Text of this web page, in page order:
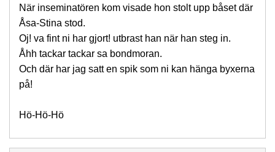
När inseminatören kom visade hon stolt upp båset där
Åsa-Stina stod.
Oj! va fint ni har gjort! utbrast han när han steg in.
Åhh tackar tackar sa bondmoran.
Och där har jag satt en spik som ni kan hänga byxerna
på!
Hö-Hö-Hö